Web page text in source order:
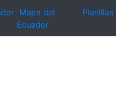
Mapa del
Ecuador
Planillas